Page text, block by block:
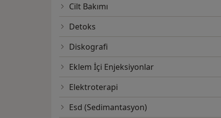
Cilt Bakımı
Detoks
Diskografi
Eklem İçi Enjeksiyonlar
Elektroterapi
Esd (Sedimantasyon)